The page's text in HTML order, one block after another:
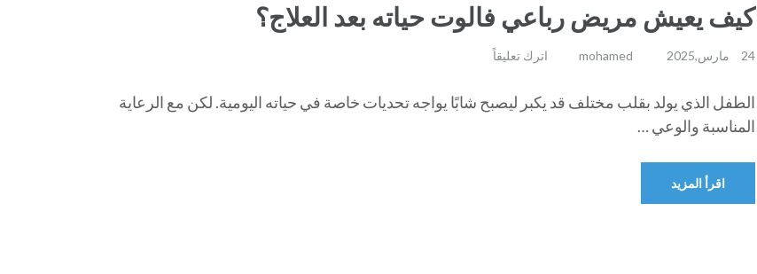
كيف يعيش مريض رباعي فالوت حياته بعد العلاج؟
24 مارس,2025 mohamed اترك تعليقاً
الطفل الذي يولد بقلب مختلف قد يكبر ليصبح شابًا يواجه تحديات خاصة في حياته اليومية. لكن مع الرعاية
المناسبة والوعي …
اقرأ المزيد